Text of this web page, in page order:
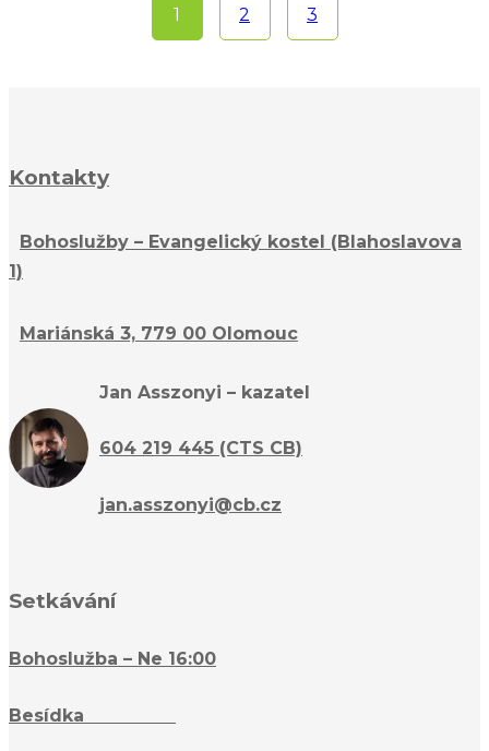
1 2 3
Kontakty
Bohoslužby – Evangelický kostel (Blahoslavova
1)
Mariánská 3, 779 00 Olomouc
Jan Asszonyi – kazatel
604 219 445 (CTS CB)
jan.asszonyi@cb.cz
Setkávání
Bohoslužba – Ne 16:00
Besídka